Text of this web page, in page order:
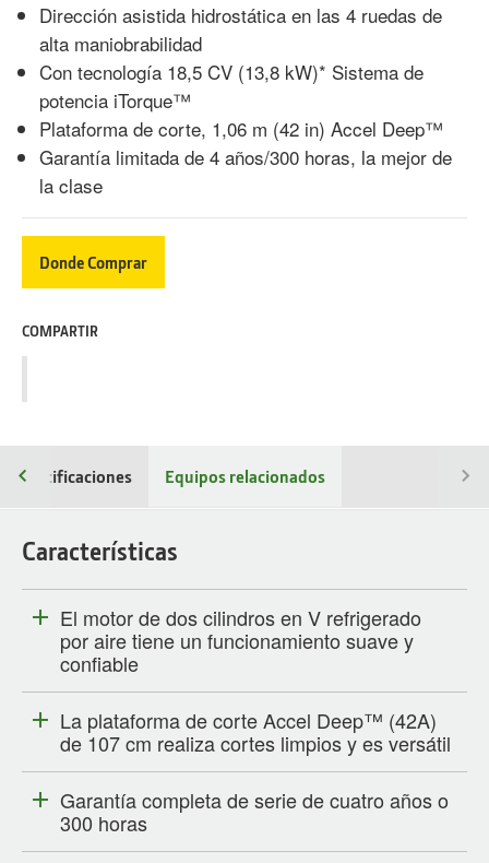
Dirección asistida hidrostática en las 4 ruedas de
alta maniobrabilidad
Con tecnología 18,5 CV (13,8 kW)* Sistema de
potencia iTorque™
Plataforma de corte, 1,06 m (42 in) Accel Deep™
Garantía limitada de 4 años/300 horas, la mejor de
la clase
Donde Comprar
COMPARTIR
Especificaciones Equipos relacionados
Características
El motor de dos cilindros en V refrigerado
por aire tiene un funcionamiento suave y
confiable
La plataforma de corte Accel Deep™ (42A)
de 107 cm realiza cortes limpios y es versátil
Garantía completa de serie de cuatro años o
300 horas